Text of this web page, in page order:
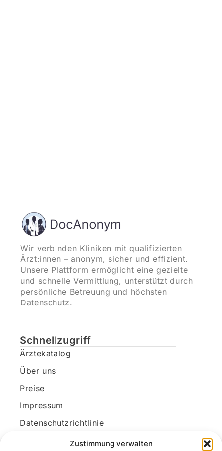
Zustimmung verwalten
Wir verbinden Kliniken mit qualifizierten
Ärzt:innen – anonym, sicher und effizient.
Unsere Plattform ermöglicht eine gezielte
und schnelle Vermittlung, unterstützt durch
persönliche Betreuung und höchsten
Datenschutz.
Schnellzugriff
Ärztekatalog
Über uns
Preise
Impressum
Datenschutzrichtlinie
Kundenkonto